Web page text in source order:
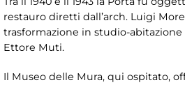
restauro diretti dall’arch. Luigi
trasformazione in studio-abitazione
Ettore Muti.
Il Museo delle Mura, qui ospitato,